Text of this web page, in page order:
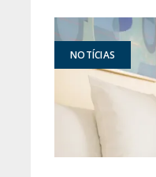
NOTÍCIAS